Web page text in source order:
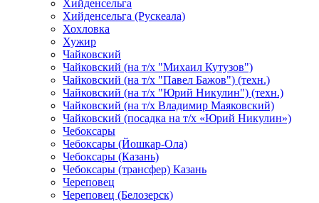
Хийденсельга
Хийденсельга (Рускеала)
Хохловка
Хужир
Чайковский
Чайковский (на т/х "Михаил Кутузов")
Чайковский (на т/х "Павел Бажов") (техн.)
Чайковский (на т/х "Юрий Никулин") (техн.)
Чайковский (на т/х Владимир Маяковский)
Чайковский (посадка на т/х «Юрий Никулин»)
Чебоксары
Чебоксары (Йошкар-Ола)
Чебоксары (Казань)
Чебоксары (трансфер) Казань
Череповец
Череповец (Белозерск)